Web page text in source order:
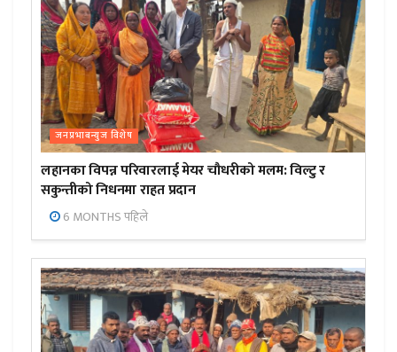
जनप्रभाबन्युज विशेष
लहानका विपन्न परिवारलाई मेयर चौधरीको मलम: विल्टु र
सकुन्तीको निधनमा राहत प्रदान
6 MONTHS पहिले